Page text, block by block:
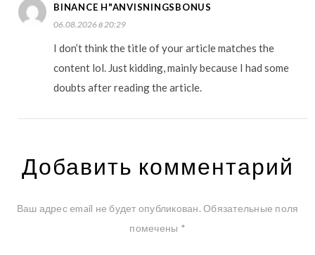
BINANCE H"ANVISNINGSBONUS
06.08.2026 в 20:29
I don’t think the title of your article matches the
content lol. Just kidding, mainly because I had some
doubts after reading the article.
Добавить комментарий
Ваш адрес email не будет опубликован. Обязательные поля
помечены *